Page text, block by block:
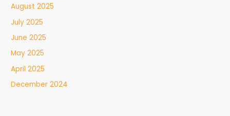
August 2025
July 2025
June 2025
May 2025
April 2025
December 2024